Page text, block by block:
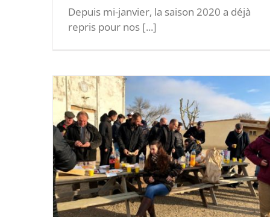
Depuis mi-janvier, la saison 2020 a déjà
repris pour nos [...]